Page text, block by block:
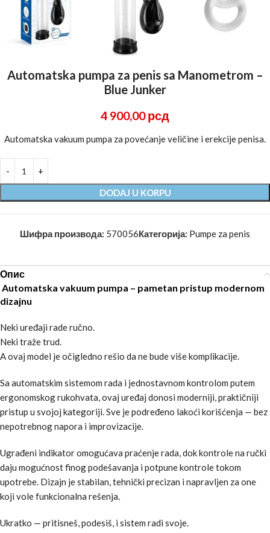
Automatska pumpa za penis sa Manometrom –
Blue Junker
4 900,00рсд
Automatska vakuum pumpa za povećanje veličine i erekcije penisa.
DODAJ U KORPU
Шифра производа: 570056Категорија: Pumpe za penis
Опис
Automatska vakuum pumpa – pametan pristup modernom
dizajnu
Neki uređaji rade ručno.
Neki traže trud.
A ovaj model je očigledno rešio da ne bude više komplikacije.
Sa automatskim sistemom rada i jednostavnom kontrolom putem
ergonomskog rukohvata, ovaj uređaj donosi moderniji, praktičniji
pristup u svojoj kategoriji. Sve je podređeno lakoći korišćenja — bez
nepotrebnog napora i improvizacije.
Ugrađeni indikator omogućava praćenje rada, dok kontrole na ručki
daju mogućnost finog podešavanja i potpune kontrole tokom
upotrebe. Dizajn je stabilan, tehnički precizan i napravljen za one
koji vole funkcionalna rešenja.
Ukratko — pritisneš, podesiš, i sistem radi svoje.